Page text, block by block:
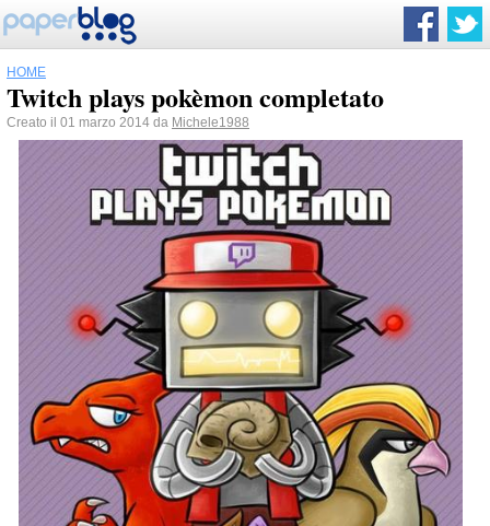
HOME
Twitch plays pokèmon completato
Creato il 01 marzo 2014 da Michele1988